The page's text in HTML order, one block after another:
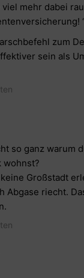
viel mehr dabei
zum
sein als
so ganz warum
wohnst?
Großstadt
Abgase riecht.